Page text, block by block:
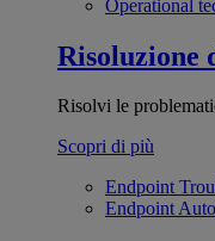
Operational
Risoluzione
Risolvi le
Scopri di più
Endpoint
Endpoint